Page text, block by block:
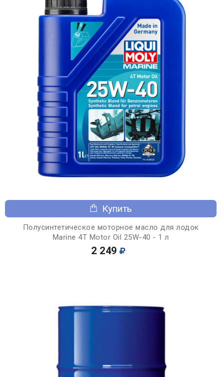
Купить
Полусинтетическое моторное масло для лодок
Marine 4T Motor Oil 25W-40 - 1 л
2 249